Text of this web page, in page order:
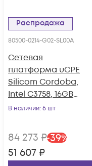
Распродажа
80500-0214-G02-SL00A
Сетевая
платформа uCPE
Silicom Cordoba,
Intel C3758, 16GB
RAM ECC, 128GB
В наличии: 6 шт
84 273 ₽-39%
51 607 ₽